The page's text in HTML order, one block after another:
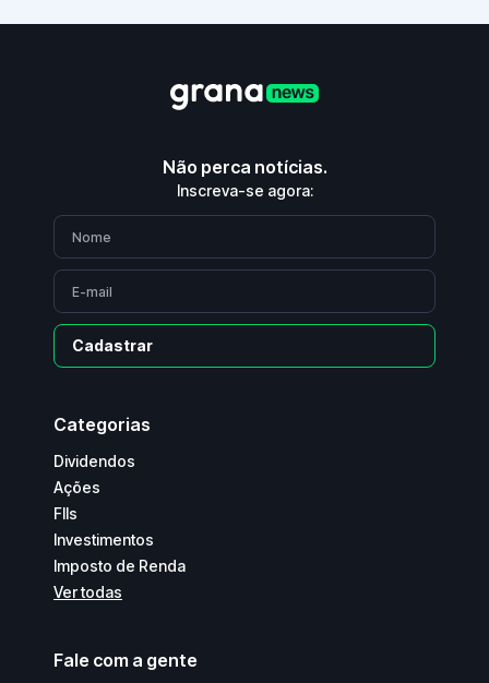
Não perca notícias.
Inscreva-se agora:
Cadastrar
Categorias
Dividendos
Ações
FIIs
Investimentos
Imposto de Renda
Ver todas
Fale com a gente